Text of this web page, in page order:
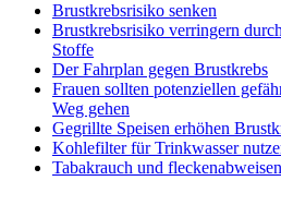
Brustkrebsrisiko senken
Brustkrebsrisiko verringern
Stoffe
Der Fahrplan gegen Brustkrebs
Frauen sollten potenziellen
Weg gehen
Gegrillte Speisen erhöhen
Kohlefilter für Trinkwasser
Tabakrauch und